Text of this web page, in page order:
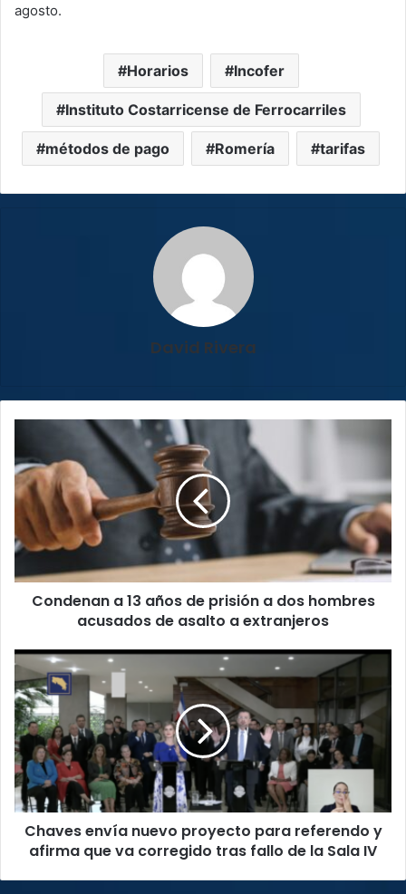
agosto.
Horarios Incofer
Instituto Costarricense de Ferrocarriles
métodos de pago Romería tarifas
David Rivera
13
años
de
prisión
a
hombres
acusados
a
extranjeros
Condenan a 13 años de prisión a dos hombres
acusados de asalto a extranjeros
Chaves
envía
nuevo
proyecto
para
referendo
y
afirma
que
va
corregido
Chaves envía nuevo proyecto para referendo y
afirma que va corregido tras fallo de la Sala IV